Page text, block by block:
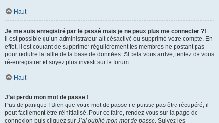
Haut
Je me suis enregistré par le passé mais je ne peux plus me connecter ?!
Il est possible qu’un administrateur ait désactivé ou supprimé votre compte. En
effet, il est courant de supprimer régulièrement les membres ne postant pas
pour réduire la taille de la base de données. Si cela vous arrive, tentez de vous
ré-enregistrer et soyez plus investi sur le forum.
Haut
J’ai perdu mon mot de passe !
Pas de panique ! Bien que votre mot de passe ne puisse pas être récupéré, il
peut facilement être réinitialisé. Pour ce faire, rendez vous sur la page de
connexion puis cliquez sur J’ai oublié mon mot de passe. Suivez les